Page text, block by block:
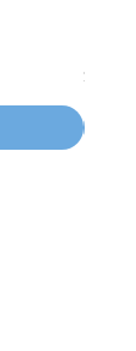
價格
$134.55